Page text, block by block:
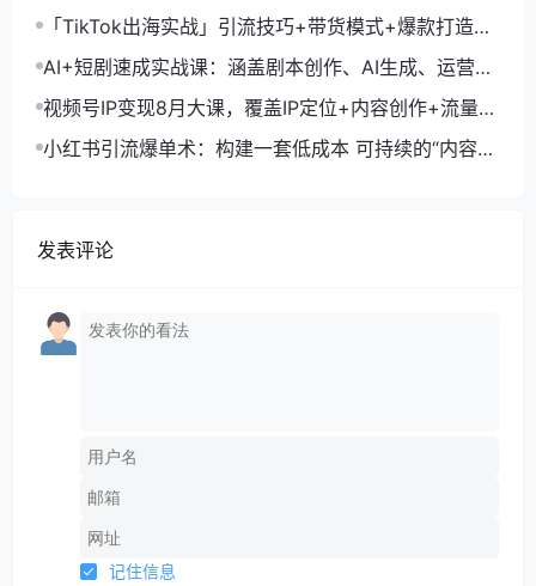
月询盘转化率提升200%
「TikTok出海实战」引流技巧+带货模式+爆款打造，
单月变现10万+秘籍
AI+短剧速成实战课：涵盖剧本创作、AI生成、运营变
现，单部剧收益破万
视频号IP变现8月大课，覆盖IP定位+内容创作+流量获
取+合规运营+商业转化
小红书引流爆单术：构建一套低成本 可持续的“内容-
发表评论
记住信息